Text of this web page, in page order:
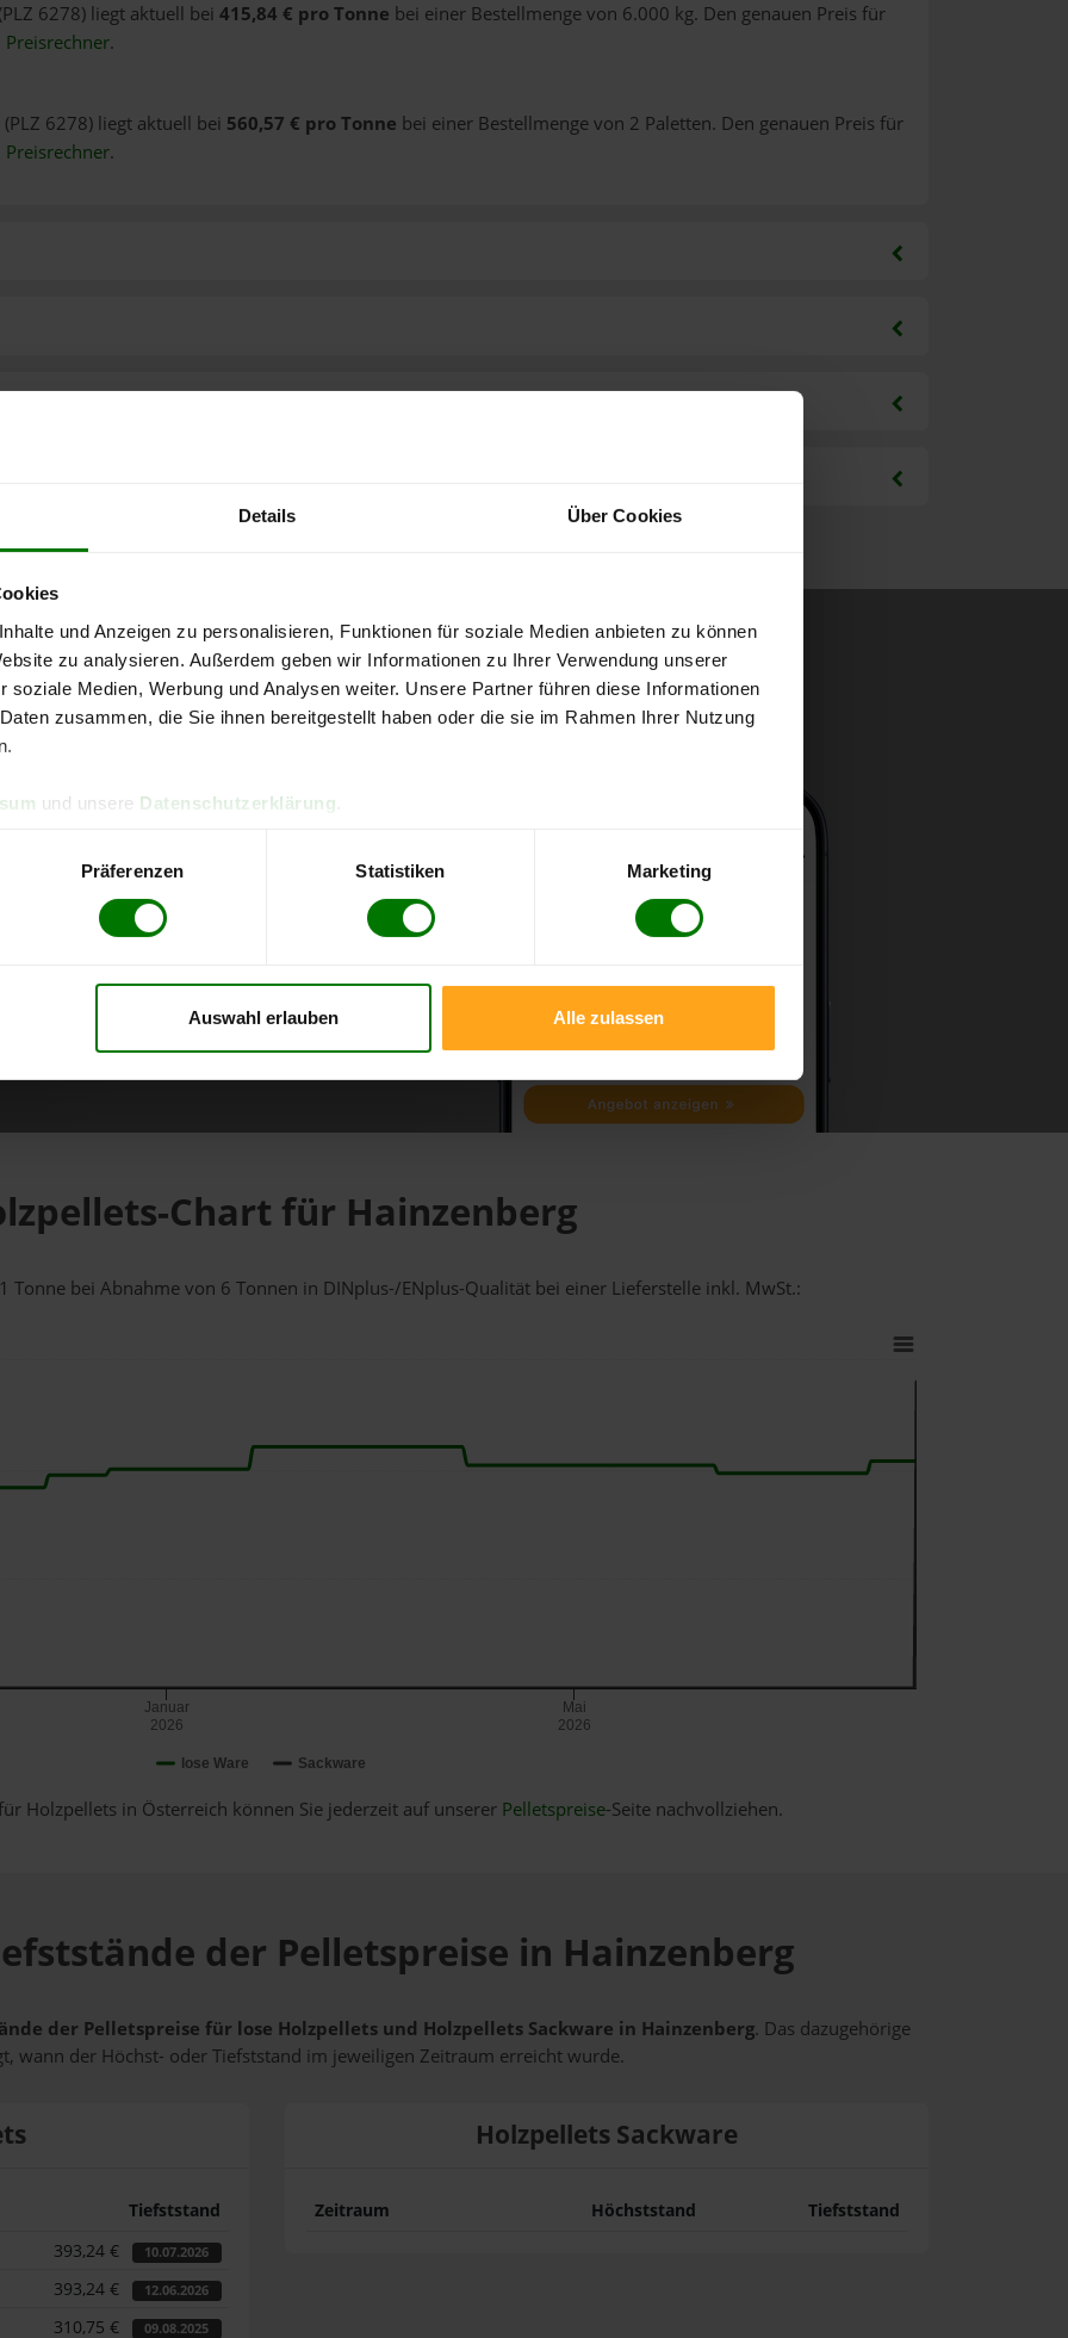
Details Über Cookies
und Anzeigen zu personalisieren, Funktionen für soziale Medien anbieten zu können
zu analysieren. Außerdem geben wir Informationen zu Ihrer Verwendung unserer
soziale Medien, Werbung und Analysen weiter. Unsere Partner führen diese Informationen
zusammen, die Sie ihnen bereitgestellt haben oder die sie im Rahmen Ihrer Nutzung
und unsere Datenschutzerklärung
Präferenzen Statistiken Marketing
Auswahl erlauben Alle zulassen
6278) liegt aktuell bei 415,84 € pro Tonne bei einer Bestellmenge von 6.000 kg. Den genauen Preis für
Preisrechner.
6278) liegt aktuell bei 560,57 € pro Tonne bei einer Bestellmenge von 2 Paletten. Den genauen Preis für
Preisrechner.
kostenlose
direkt online bestellen
aktuellen Stand
Chart für Hainzenberg
Tonne bei Abnahmevon 6 Tonnen in DINplus-/ENplus-Qualität bei einer Lieferstelle inkl. MwSt.:
lose Ware Sackware
Januar
2026
Mai
2026
Holzpellets in Österreich können Sie jederzeit auf unserer Pelletspreise-Seite nachvollziehen.
der Pelletspreise in Hainzenberg
der Pelletspreise für lose Holzpellets und Holzpellets Sackware in Hainzenberg. Das dazugehörige
wann der Höchst- oder Tiefststand im jeweiligen Zeitraum erreicht wurde.
Tiefststand
393,24 € 10.07.2026
393,24 € 12.06.2026
310,75 € 09.08.2025
Holzpellets Sackware
Zeitraum Höchststand Tiefststand